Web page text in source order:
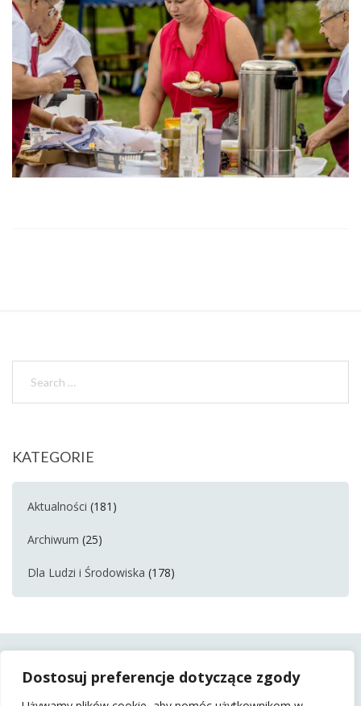
Dostosuj preferencje dotyczące zgody
KATEGORIE
Aktualności (181)
Archiwum (25)
Dla Ludzi i Środowiska (178)